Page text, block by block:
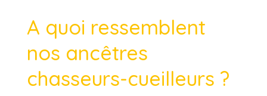
A quoi ressemblent
nos ancêtres
chasseurs-cueilleurs ?